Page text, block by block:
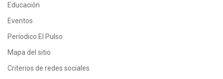
Educación
Eventos
Períodico El Pulso
Mapa del sitio
Criterios de redes sociales